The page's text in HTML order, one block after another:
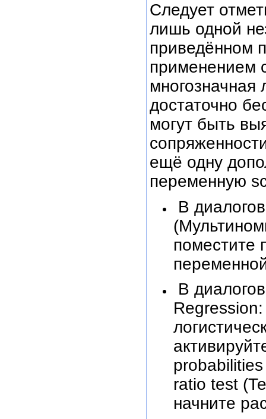
Следует
лишь одной
приведённом
применением
многозначная
достаточно
могут быть
ещё одну
переменную
В
поместите
В
ratio test
начните